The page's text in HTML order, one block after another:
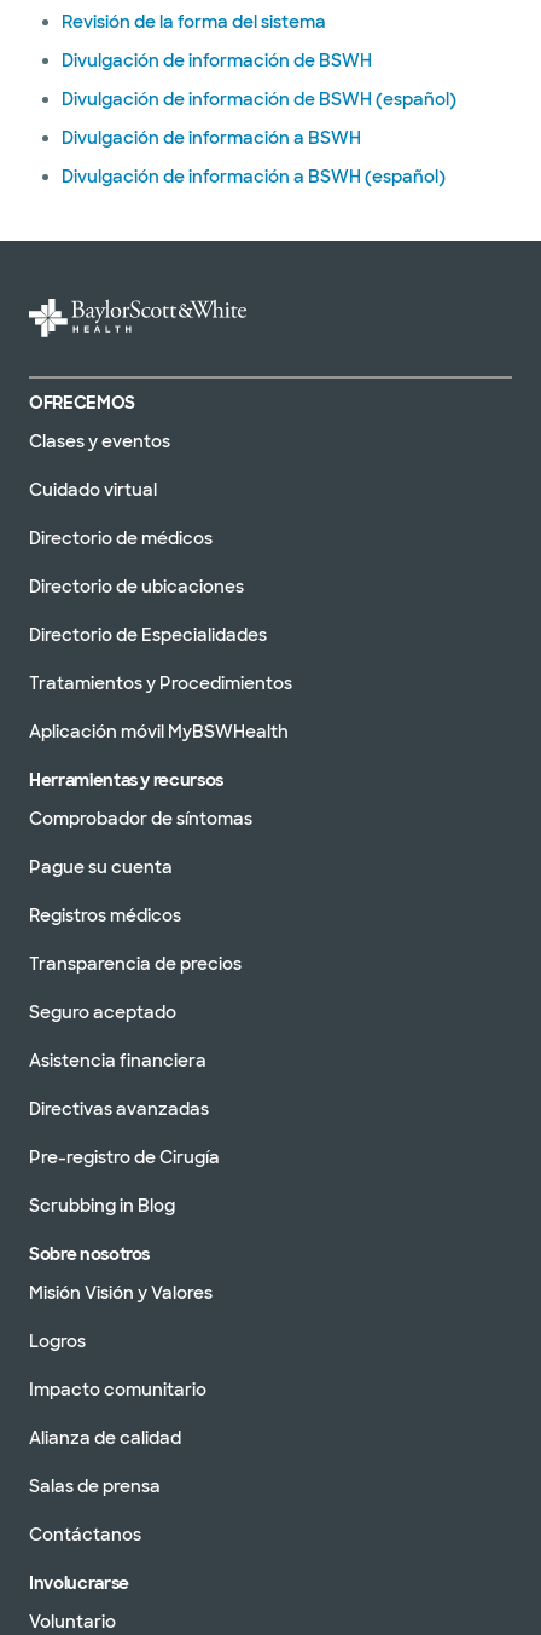
Revisión de la forma del sistema
Divulgación de información de BSWH
Divulgación de información de BSWH (español)
Divulgación de información a BSWH
Divulgación de información a BSWH (español)
OFRECEMOS
Clases y eventos
Cuidado virtual
Directorio de médicos
Directorio de ubicaciones
Directorio de Especialidades
Tratamientos y Procedimientos
Aplicación móvil MyBSWHealth
Herramientas y recursos
Comprobador de síntomas
Pague su cuenta
Registros médicos
Transparencia de precios
Seguro aceptado
Asistencia financiera
Directivas avanzadas
Pre-registro de Cirugía
Scrubbing in Blog
Sobre nosotros
Misión Visión y Valores
Logros
Impacto comunitario
Alianza de calidad
Salas de prensa
Contáctanos
Involucrarse
Voluntario